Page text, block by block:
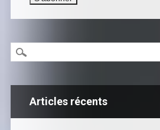
Articles récents